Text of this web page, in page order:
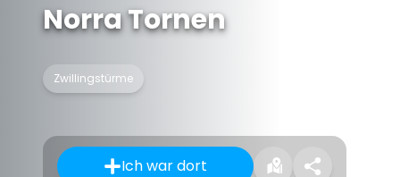
Norra Tornen
Zwillingstürme
Ich war dort